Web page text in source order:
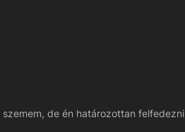
de én határozottan felfedezni